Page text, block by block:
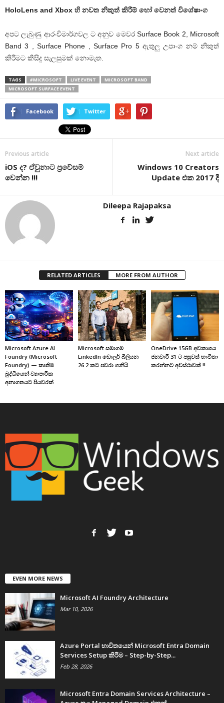
HoloLens and Xbox හි නවත නිකුත් කිරීම් හෝ වෙනත් විශේෂාංග
අපට ලැබුණු ආරංචිමාර්ගවල ට අනුව මෙවර Surface Book 2, Microsoft
Band 3 , Surface Phone , Surface Pro 5 ඇතුලු උපාංග නම් නිකුත්
කිරීමට කිසිදු සැලසුමක් නොමැත.
TAGS #MICROSOFT LIVE EVENT
MICROSOFT BAND
MICROSOFT SURFACE EVENT
Facebook Twitter
Previous article
iOS ද? ඒවුනාට ප්‍රවේසම්
වෙන්න !!!
Next article
Windows 10 Creators
Update එක 2017 දී
Dileepa Rajapaksa
RELATED ARTICLES MORE FROM AUTHOR
Microsoft Azure AI
Foundry (Microsoft
Foundry) — කෘතිම
බුද්ධියෙන් ව්‍යාපාරික
අනාගතයට පියවරක්
Microsoft සමාගම
LinkedIn ඩොලර් බිලියන
26.2 කට පවරා ගනියි.
OneDrive 15GB අවකාශය
ජනවාරි 31 ට පසුවත් භාවිතා
කරන්නට අවස්ථාවක් !!
EVEN MORE NEWS
Microsoft AI Foundry Architecture
Mar 10, 2026
Azure Portal භාවිතයෙන් Microsoft Entra Domain
Services Setup කිරීම – Step-by-Step...
Feb 28, 2026
Microsoft Entra Domain Services Architecture –